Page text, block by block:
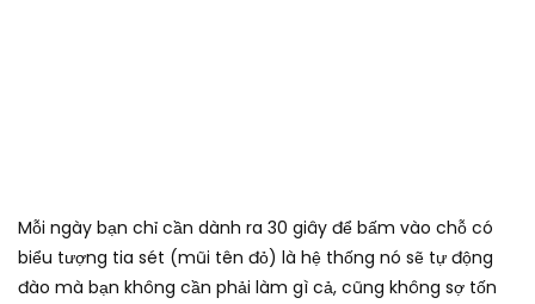
Mỗi ngày bạn chỉ cần dành ra 30 giây để bấm vào chỗ có
biểu tượng tia sét (mũi tên đỏ) là hệ thống nó sẽ tự động
đào mà bạn không cần phải làm gì cả, cũng không sợ tốn